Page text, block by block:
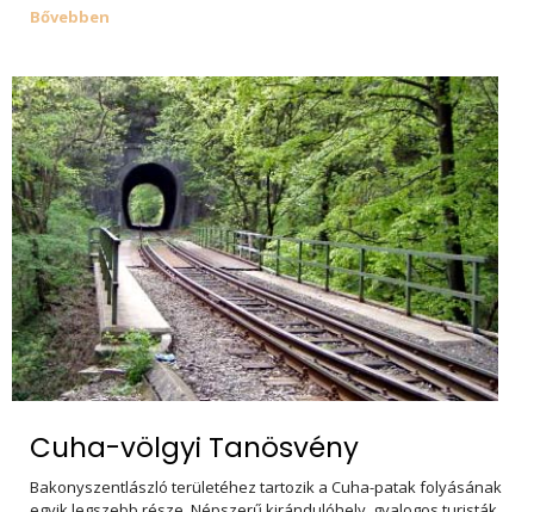
Bővebben
Cuha-völgyi Tanösvény
Bakonyszentlászló területéhez tartozik a Cuha-patak folyásának